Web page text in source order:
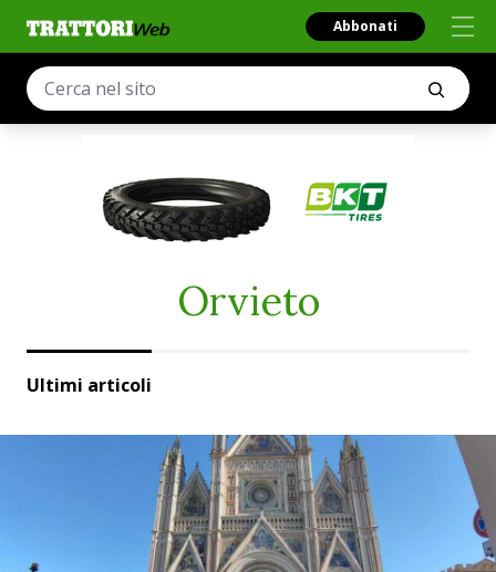
Abbonati
Orvieto
Ultimi articoli